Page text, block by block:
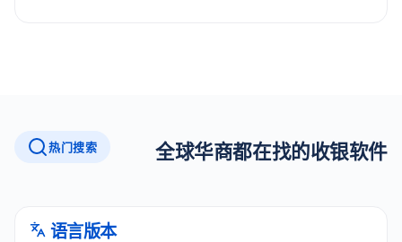
热门搜索 全球华商都在找的收银软件
语言版本